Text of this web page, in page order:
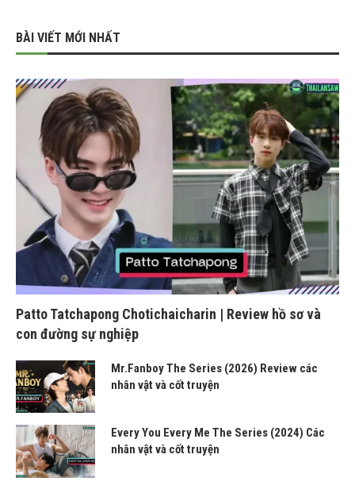
BÀI VIẾT MỚI NHẤT
Patto Tatchapong Chotichaicharin | Review hồ sơ và
con đường sự nghiệp
Mr.Fanboy The Series (2026) Review các
nhân vật và cốt truyện
Every You Every Me The Series (2024) Các
nhân vật và cốt truyện